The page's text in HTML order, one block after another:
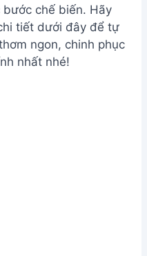
chế biến. Hãy
tiết dưới đây để tự
ngon, chinh phục
nhất nhé!